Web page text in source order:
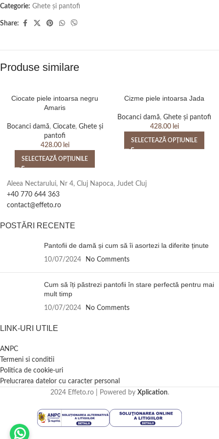
Categorie: Ghete și pantofi
Share:
Produse similare
Ciocate piele intoarsa negru
Amaris
Bocanci damă, Ciocate, Ghete și
pantofi
428.00 lei
SELECTEAZĂ OPȚIUNILE
Cizme piele intoarsa Jada
Bocanci damă, Ghete și pantofi
428.00 lei
SELECTEAZĂ OPȚIUNILE
Aleea Nectarului, Nr 4, Cluj Napoca, Judet Cluj
+40 770 644 363
contact@effeto.ro
POSTĂRI RECENTE
Pantofii de damă și cum să îi asortezi la diferite ținute
10/07/2024 No Comments
Cum să îți păstrezi pantofii în stare perfectă pentru mai
mult timp
10/07/2024 No Comments
LINK-URI UTILE
ANPC
Termeni si conditii
Politica de cookie-uri
Prelucrarea datelor cu caracter personal
2024 Effeto.ro | Powered by Xplication.